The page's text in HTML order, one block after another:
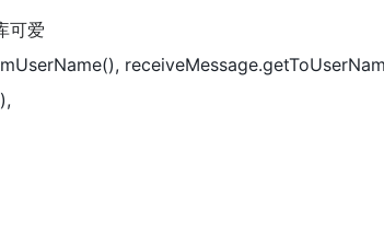
可爱